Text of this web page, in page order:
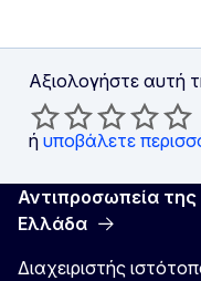
Αξιολογήστε αυτή
ή υποβάλετε
Αντιπροσωπεία
Ελλάδα
Διαχειριστής